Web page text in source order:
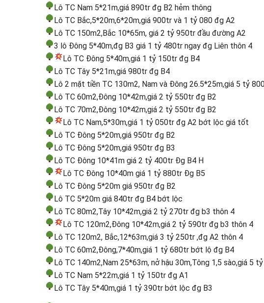
Lô TC Nam 5*21m,giá 890tr đg B2 hẻm thông
Lô TC Bắc,5*20m,6*20m,giá 900tr và 1 tỷ 080 đg A2
Lô TC 150m2,Bắc 10*65m, giá 2 tỷ 950tr đầu đường A2
3 lô Đông 5*40m,đg B3 giá 1 tỷ 480tr ngay đg Liên thôn 4
Lô TC Đông 5*40m,giá 1 tỷ 150tr đg B4
Lô TC Tây 5*21m,giá 980tr đg B4
Lô 2 mặt tiền TC 130m2, Nam và Đông 26.5*25m,giá 5 tỷ
Lô TC 60m2,Đông 10*42m,giá 2 tỷ 550tr đg B2
Lô TC 70m2,Đông 10*42m,giá 2 tỷ 550tr đg B2
Lô TC Nam,5*30m,giá 1 tỷ 050tr đg A2 bớt lộc giá tốt
Lô TC Đông 5*20m,giá 950tr đg B2
Lô TC Đông 5*20m,giá 950tr đg B3
Lô TC Đông 10*41m giá 2 tỷ 400tr Đg B4 H
Lô TC Đông 10*40m giá 1 tỷ 880tr Đg B5
Lô TC Đông 5*20m giá 950tr đg B2
Lô TC 5*20m giá 840tr đg B4 bớt lộc
Lô TC 80m2,Tây 10*42m,giá 2 tỷ 270tr đg b3 thôn 4
Lô TC 120m2,Đông 10*42m,giá 2 tỷ 590tr đg b3 thôn 4
Lô TC 120m2, Bắc,12*63m,giá 3 tỷ 250tr ,đg A2 thôn 4
Lô TC 60m2,Đông,7*40m,giá 1 tỷ 680tr bớt lộ đg B4
Lô TC 140m2,Nam 25*63m, nở hậu 30m,Tông 1,5 sào,giá 5
Lô TC Nam 5*22m,giá 1 tỷ 150tr đg A1
Lô TC Tây 5*40m,giá 1 tỷ 390tr bớt lộc đg B3